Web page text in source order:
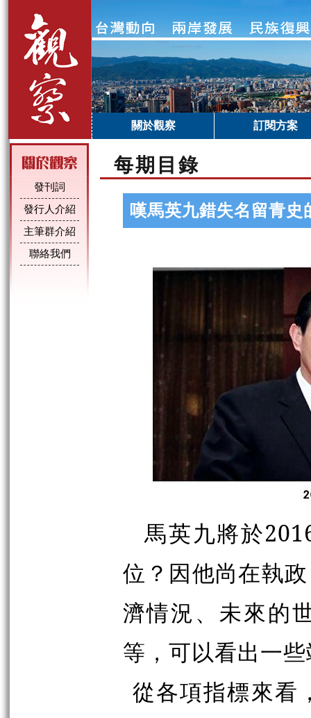
關於觀察 訂閱方案
發刊詞
發行人介紹
主筆群介紹
聯絡我們
每期目錄
嘆馬英九錯失名留青史
馬英九將於
位？因他尚在執
濟情況、未來的
等，可以看出一
從各項指標來看